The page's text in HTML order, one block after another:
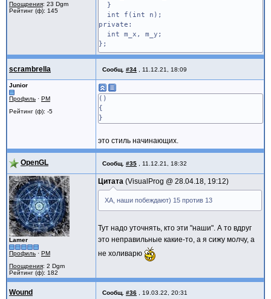
Поощрения: 23 Dgm
Рейтинг (ф): 145
}
int f(int n);
private:
int m_x, m_y;
};
{
int x = 0;
for (int i = 0; i < n; ++i) {
x += n;
}
return x;
int a[] = { 0, -1, -2, -3, -4 };
int b[] = {
11, 12, 13, 14, 15,
21, 22, 23, 24, 25,
31, 32, 33, 34, 35
};
scrambrella Сообщ. #34 11.12.21, 18:09
Junior
Профиль · PM
Рейтинг (ф): -5
()
{
}
это стиль начинающих.
OpenGL Сообщ. #35 11.12.21, 18:32
Lamer
Профиль · PM
Поощрения: 2 Dgm
Рейтинг (ф): 182
Цитата VisualProg @ 28.04.18, 19:12
ХА, наши побеждают) 15 против 13
Тут надо уточнять, кто эти "наши". А то вдруг
это неправильные какие-то, а я сижу молчу, а
не холиварю
Wound Сообщ. #36 19.03.22, 20:31